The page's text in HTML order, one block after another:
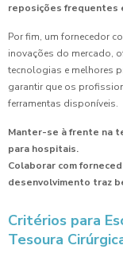
reposições frequentes
Por fim, um fornecedor
inovações do mercado,
tecnologias e melhores
garantir que os
ferramentas disponíveis.
Manter-se à frente na
para hospitais.
Colaborar com
desenvolvimento traz
Critérios para
Tesoura